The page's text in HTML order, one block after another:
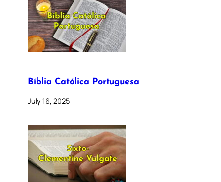
Bíblia Católica Portuguesa
July 16, 2025